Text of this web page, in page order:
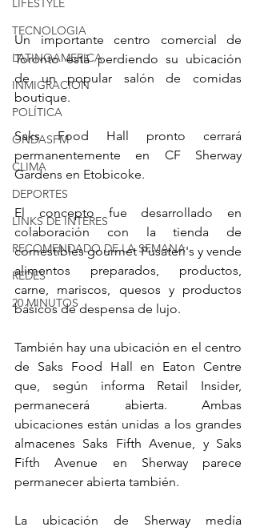
LIFESTYLE
TECNOLOGIA
LATINOAMERICA
INMIGRACION
POLÍTICA
ONDASFM
CLIMA
DEPORTES
LINKS DE INTERES
RECOMENDADO DE LA SEMANA
REDES
20 MINUTOS
Un importante centro comercial de
Toronto está perdiendo su ubicación
de un popular salón de comidas
boutique.
Saks Food Hall pronto cerrará
permanentemente en CF Sherway
Gardens en Etobicoke.
El concepto fue desarrollado en
colaboración con la tienda de
comestibles gourmet Pusateri's y vende
alimentos preparados, productos,
carne, mariscos, quesos y productos
básicos de despensa de lujo.
También hay una ubicación en el centro
de Saks Food Hall en Eaton Centre
que, según informa Retail Insider,
permanecerá abierta. Ambas
ubicaciones están unidas a los grandes
almacenes Saks Fifth Avenue, y Saks
Fifth Avenue en Sherway parece
permanecer abierta también.
La ubicación de Sherway medía